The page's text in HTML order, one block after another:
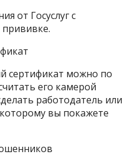
от Госуслуг с
сертификат можно по
его камерой
работодатель или
вы покажете